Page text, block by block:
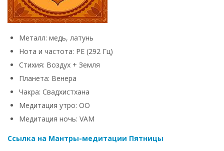
Металл: медь, латунь
Нота и частота: РЕ (292 Гц)
Стихия: Воздух + Земля
Планета: Венера
Чакра: Свадхистхана
Медитация утро: OO
Медитация ночь: VAM
Ссылка на Мантры-медитации Пятницы